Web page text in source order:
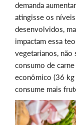
demanda
atingisse os
desenvolvidos,
impactam essa
vegetarianos, não
consumo de
econômico (36 kg
consume mais